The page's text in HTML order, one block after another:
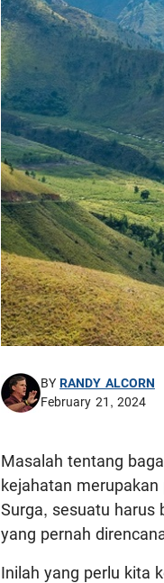
BYRANDY ALCORN
February 21, 2024
Masalah tentang
kejahatan
Surga, sesuatu harus
yang pernah
Inilah yang perlu kita